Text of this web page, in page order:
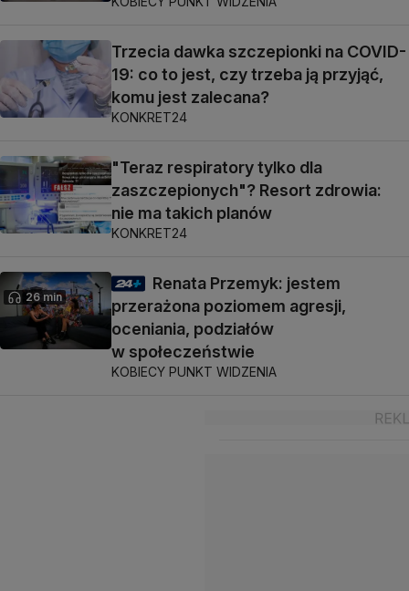
Trzecia dawka szczepionki na COVID-
19: co to jest, czy trzeba ją przyjąć,
komu jest zalecana?
KONKRET24
"Teraz respiratory tylko dla
zaszczepionych"? Resort zdrowia:
nie ma takich planów
KONKRET24
26 min
Renata Przemyk: jestem
przerażona poziomem agresji,
oceniania, podziałów
w społeczeństwie
KOBIECY PUNKT WIDZENIA